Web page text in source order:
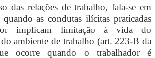
das relações de trabalho, fala-se em
as condutas ilícitas praticadas
implicam limitação à vida do
ambiente de trabalho (art. 223-B da
ocorre quando o trabalhador é